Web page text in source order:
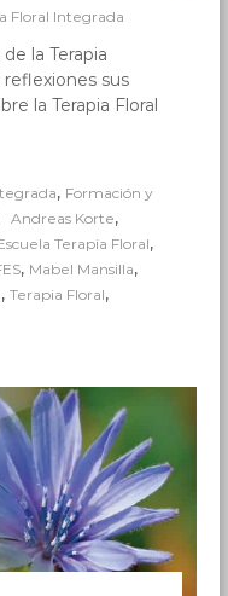
Floral Integrada
la Terapia
reflexiones sus
la Terapia Floral
, Formación y
Andreas Korte,
Terapia Floral,
, Mabel Mansilla,
, Terapia Floral,